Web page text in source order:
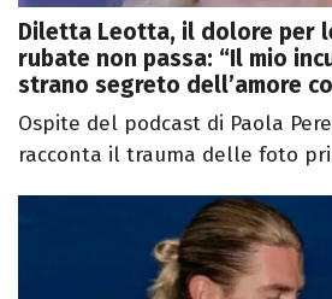
Diletta Leotta, il dolore per
rubate non passa: “Il mio
strano segreto dell’amore
Ospite del podcast di Paola
racconta il trauma delle foto